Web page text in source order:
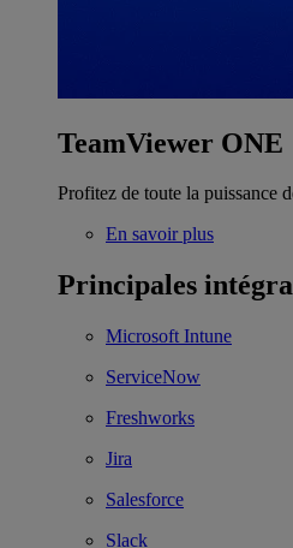
TeamViewer ONE
Profitez de toute la puissance
En savoir plus
Principales
Microsoft Intune
ServiceNow
Freshworks
Jira
Salesforce
Slack